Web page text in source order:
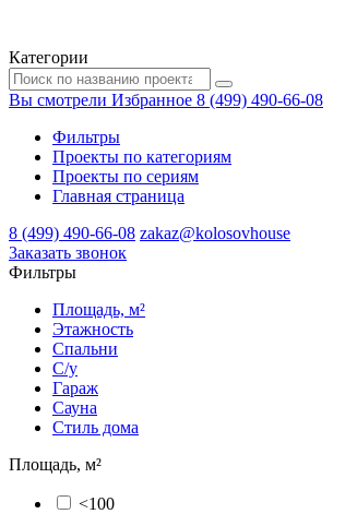
Категории
Вы смотрели Избранное 8 (499) 490-66-08
Фильтры
Проекты по категориям
Проекты по сериям
Главная страница
8 (499) 490-66-08 zakaz@kolosovhouse
3аказать звонок
Фильтры
Площадь, м²
Этажность
Спальни
С/у
Гараж
Сауна
Стиль дома
Площадь, м²
<100